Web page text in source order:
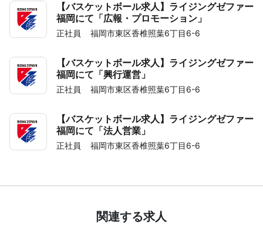
【バスケットボール求人】ライジングゼファー
福岡にて「広報・プロモーション」
正社員 福岡市東区香椎照葉6丁目6-6
【バスケットボール求人】ライジングゼファー
福岡にて「興行運営」
正社員 福岡市東区香椎照葉6丁目6-6
【バスケットボール求人】ライジングゼファー
福岡にて「法人営業」
正社員 福岡市東区香椎照葉6丁目6-6
関連する求人